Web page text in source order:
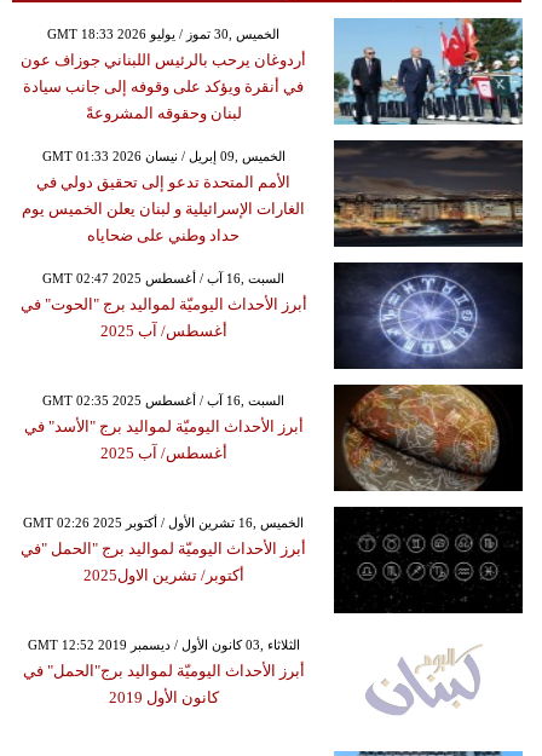
GMT 18:33 2026 الخميس ,30 تموز / يوليو
أردوغان يرحب بالرئيس اللبناني جوزاف عون
في أنقرة ويؤكد على وقوفه إلى جانب سيادة
لبنان وحقوقه المشروعةً
GMT 01:33 2026 الخميس ,09 إبريل / نيسان
الأمم المتحدة تدعو إلى تحقيق دولي في
الغارات الإسرائيلية و لبنان يعلن الخميس يوم
حداد وطني على ضحاياه
GMT 02:47 2025 السبت ,16 آب / أغسطس
أبرز الأحداث اليوميّة لمواليد برج "الحوت" في
أغسطس/ آب 2025
GMT 02:35 2025 السبت ,16 آب / أغسطس
أبرز الأحداث اليوميّة لمواليد برج "الأسد" في
أغسطس/ آب 2025
GMT 02:26 2025 الخميس ,16 تشرين الأول / أكتوبر
أبرز الأحداث اليوميّة لمواليد برج "الحمل "في
أكتوبر/ تشرين الاول2025
GMT 12:52 2019 الثلاثاء ,03 كانون الأول / ديسمبر
أبرز الأحداث اليوميّة لمواليد برج"الحمل" في
كانون الأول 2019